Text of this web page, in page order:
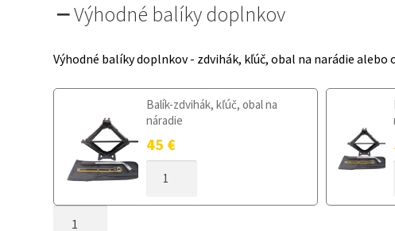
Výhodné balíky doplnkov
Výhodné balíky doplnkov - zdvihák, kľúč, obal na narádie alebo
Balík-zdvihák, kľúč, obal na
náradie
45 €
DOJAZDOVÉ